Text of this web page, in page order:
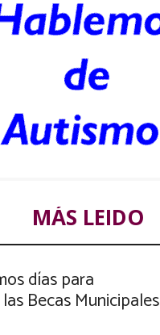
MÁS LEIDO
días para
Becas Municipales